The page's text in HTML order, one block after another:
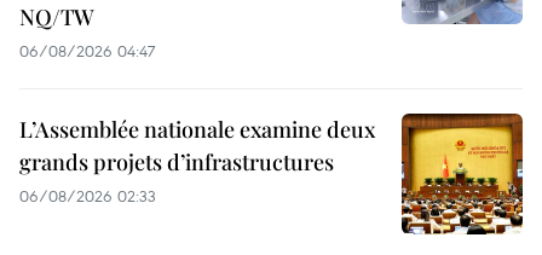
NQ/TW
06/08/2026 04:47
L’Assemblée nationale examine deux
grands projets d’infrastructures
06/08/2026 02:33